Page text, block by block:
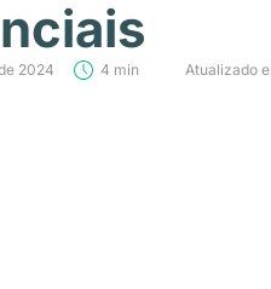
2024 4 min Atualizado